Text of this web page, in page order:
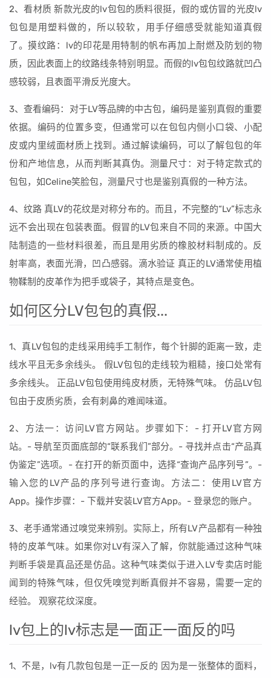
2、看材质 新款光皮的lv包包的质料很挺，假的或仿冒的光皮lv
包包是用塑料做的，所以较软，用手仔细感受就能知道真假
了。摸纹路：lv的印花是用特制的帆布再加上耐燃及防划的物
质，因此表面上的纹路线条特别明显。而假的lv包包纹路就凹凸
感较弱，且表面平滑反光度大。
3、查看编码：对于LV等品牌的中古包，编码是鉴别真假的重要
依据。编码的位置多变，但通常可以在包包内侧小口袋、小配
皮或内里绒面材质上找到。通过解读编码，可以了解包包的年
份和产地信息，从而判断其真伪。测量尺寸：对于特定款式的
包包，如Celine笑脸包，测量尺寸也是鉴别真假的一种方法。
4、纹路 真LV的花纹是对称分布的。而且，不完整的“Lv”标志永
远不会出现在包装表面。假冒的LV包来自不同的来源。中国大
陆制造的一些材料很差，而且是用劣质的橡胶材料制成的。反
射率高，表面光滑，凹凸感弱。滴水验证 真正的LV通常使用植
物鞣制的皮革作为把手或袋子，其特点是变色。
如何区分LV包包的真假...
1、真LV包包的走线采用纯手工制作，每个针脚的距离一致，走
线水平且无多余线头。 假LV包包的走线较为粗糙，接口处常有
多余线头。 正品LV包包使用纯皮材质，无特殊气味。 仿品LV包
包由于皮质劣质，会有刺鼻的难闻味道。
2、方法一：访问LV官方网站。步骤如下：- 打开LV官方网
站。- 导航至页面底部的“联系我们”部分。- 寻找并点击“产品真
伪鉴定”选项。- 在打开的新页面中，选择“查询产品序列号”。-
输入您的LV产品的序列号进行查询。方法二：使用LV官方
App。操作步骤：- 下载并安装LV官方App。- 登录您的账户。
3、老手通常通过嗅觉来辨别。实际上，所有LV产品都有一种独
特的皮革气味。如果你对LV有深入了解，你就能通过这种气味
判断手袋是真品还是仿品。这种气味类似于进入LV专卖店时能
闻到的特殊气味，但仅凭嗅觉判断真假并不容易，需要一定的
经验。 观察花纹深度。
lv包上的lv标志是一面正一面反的吗
1、不是，lv有几款包包是一正一反的 因为是一张整体的面料，